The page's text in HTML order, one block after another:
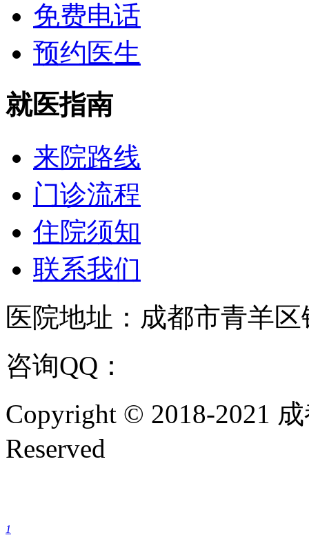
免费电话
预约医生
就医指南
来院路线
门诊流程
住院须知
联系我们
医院地址：成都市青羊
咨询QQ：
Copyright © 2018-2021
Reserved
1